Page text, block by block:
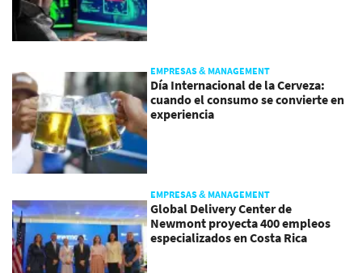
EMPRESAS & MANAGEMENT
Día Internacional de la Cerveza:
cuando el consumo se convierte en
experiencia
EMPRESAS & MANAGEMENT
Global Delivery Center de
Newmont proyecta 400 empleos
especializados en Costa Rica